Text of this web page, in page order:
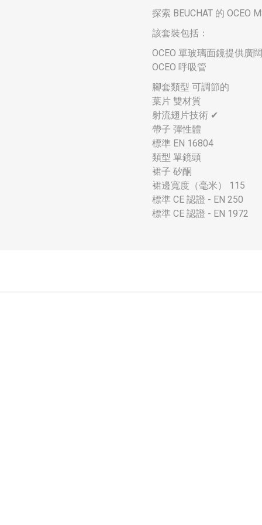
探索 BEUCHAT 的
該套裝包括：
OCEO 單玻璃面鏡提供廣
OCEO 呼吸管
腳套類型 可調節的
葉片 雙材質
射流翅片技術 ✔
帶子 彈性體
標準 EN 16804
類型 單鏡頭
裙子 矽酮
裙邊寬度（毫米） 115
標準 CE 認證 - EN 250
標準 CE 認證 - EN 1972